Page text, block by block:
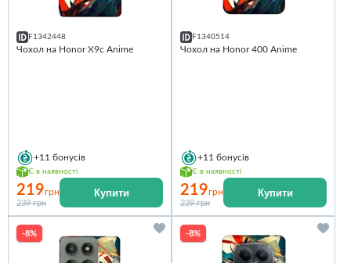
F1342448
Чохол на Honor X9c Anime
+11 бонусів
Є в наявності
219грн
239 грн
Купити
F1340514
Чохол на Honor 400 Anime
+11 бонусів
Є в наявності
219грн
239 грн
Купити
-8% -8%